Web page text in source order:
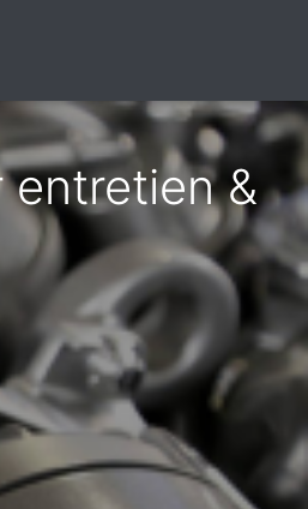
entretien &